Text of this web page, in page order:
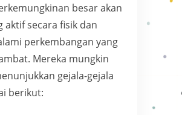
besar akan
aktif secara fisik dan
perkembangan yang
Mereka mungkin
gejala-gejala
berikut: